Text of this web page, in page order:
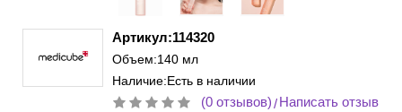
Артикул:114320
Объем:140 мл
Наличие:Есть в наличии
(0 отзывов)/Написать отзыв